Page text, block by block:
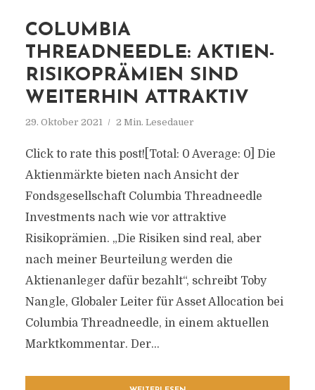
COLUMBIA
THREADNEEDLE: AKTIEN-
RISIKOPRÄMIEN SIND
WEITERHIN ATTRAKTIV
29. Oktober 2021 2 Min. Lesedauer
Click to rate this post![Total: 0 Average: 0] Die
Aktienmärkte bieten nach Ansicht der
Fondsgesellschaft Columbia Threadneedle
Investments nach wie vor attraktive
Risikoprämien. „Die Risiken sind real, aber
nach meiner Beurteilung werden die
Aktienanleger dafür bezahlt“, schreibt Toby
Nangle, Globaler Leiter für Asset Allocation bei
Columbia Threadneedle, in einem aktuellen
Marktkommentar. Der...